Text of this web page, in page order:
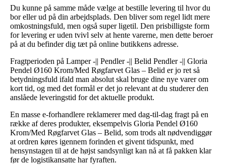
Du kunne på samme måde vælge at bestille levering til hvor du
bor eller ud på din arbejdsplads. Den bliver som regel lidt mere
omkostningsfuld, men også super ligetil. Den prisbilligste form
for levering er uden tvivl selv at hente varerne, men dette beroer
på at du befinder dig tæt på online butikkens adresse.
Fragtperioden på Lamper -|| Pendler -|| Belid Pendler -|| Gloria
Pendel Ø160 Krom/Med Røgfarvet Glas – Belid er jo ret så
betydningsfuld ifald man absolut skal bruge dine nye varer om
kort tid, og med det formål er det jo relevant at du studerer den
anslåede leveringstid for det aktuelle produkt.
En masse e-forhandlere reklamerer med dag-til-dag fragt på en
række af deres produkter, eksempelvis Gloria Pendel Ø160
Krom/Med Røgfarvet Glas – Belid, som trods alt nødvendiggør
at ordren køres igennem forinden et givent tidspunkt, med
hensynstagen til at de højst sandsynligt kan nå at få pakken klar
før de logistikansatte har fyraften.